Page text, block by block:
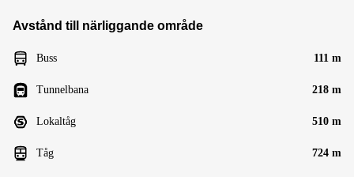
Avstånd till närliggande område
Buss 111 m
Tunnelbana 218 m
Lokaltåg 510 m
Tåg 724 m